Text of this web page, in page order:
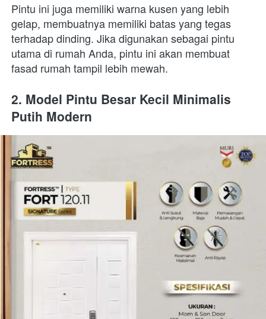
Pintu ini juga memiliki warna kusen yang lebih
gelap, membuatnya memiliki batas yang tegas
terhadap dinding. Jika digunakan sebagai pintu
utama di rumah Anda, pintu ini akan membuat
fasad rumah tampil lebih mewah.
2. Model Pintu Besar Kecil Minimalis
Putih Modern